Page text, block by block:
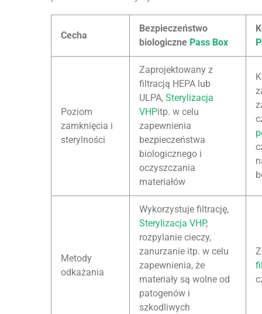
Cecha
Bezpieczeństwo
biologiczne Pass Box
Poziom
zamknięcia i
sterylności
Zaprojektowany z
filtracją HEPA lub
ULPA,Sterylizacja
VHPitp. w celu
zapewnienia
bezpieczeństwa
biologicznego i
oczyszczania
materiałów
Metody
odkażania
Wykorzystuje filtrację,
Sterylizacja VHP,
rozpylanie cieczy,
zanurzanie itp. w celu
zapewnienia, że
materiały są wolne od
patogenów i
szkodliwych